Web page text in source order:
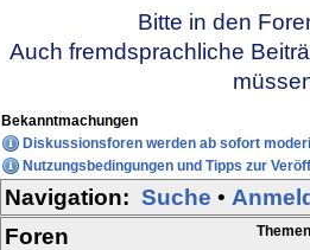
Bitte in den
Auch fremdsprachliche
Bekanntmachungen
Diskussionsforen werden ab sofort
Nutzungsbedingungen und Tipps zur
Navigation: Suche •
Themen
Foren